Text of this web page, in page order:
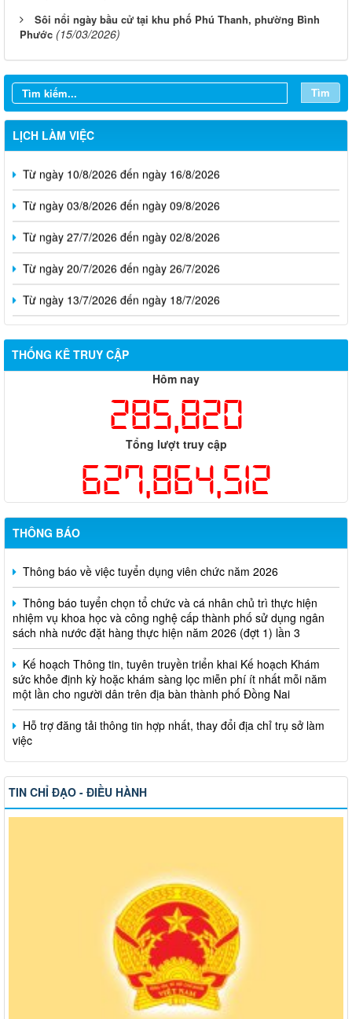
Sôi nổi ngày bầu cử tại khu phố Phú Thanh, phường Bình
Phước (15/03/2026)
Tìm
LỊCH LÀM VIỆC
Từ ngày 03/8/2026 đến ngày 09/8/2026
Từ ngày 27/7/2026 đến ngày 02/8/2026
Từ ngày 20/7/2026 đến ngày 26/7/2026
Từ ngày 13/7/2026 đến ngày 18/7/2026
THỐNG KÊ TRUY CẬP
Hôm nay
285,820
Tổng lượt truy cập
627,864,512
THÔNG BÁO
Thông báo về việc tuyển dụng viên chức năm 2026
Thông báo tuyển chọn tổ chức và cá nhân chủ trì thực hiện
nhiệm vụ khoa học và công nghệ cấp thành phố sử dụng ngân
sách nhà nước đặt hàng thực hiện năm 2026 (đợt 1) lần 3
Kế hoạch Thông tin, tuyên truyền triển khai Kế hoạch Khám
sức khỏe định kỳ hoặc khám sàng lọc miễn phí ít nhất mỗi năm
một lần cho người dân trên địa bàn thành phố Đồng Nai
Hỗ trợ đăng tải thông tin hợp nhất, thay đổi địa chỉ trụ sở làm
việc
Công khai thông tin vi phạm pháp luật trong lĩnh vực đất đai, tại
phường Hố Nai
TIN CHỈ ĐẠO - ĐIỀU HÀNH